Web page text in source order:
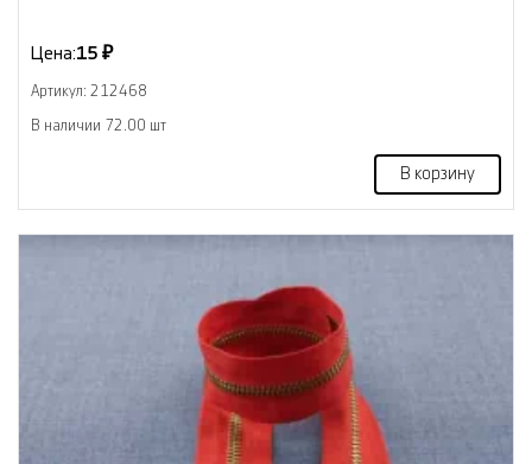
Цена:15 ₽
Артикул: 212468
В наличии 72.00 шт
В корзину